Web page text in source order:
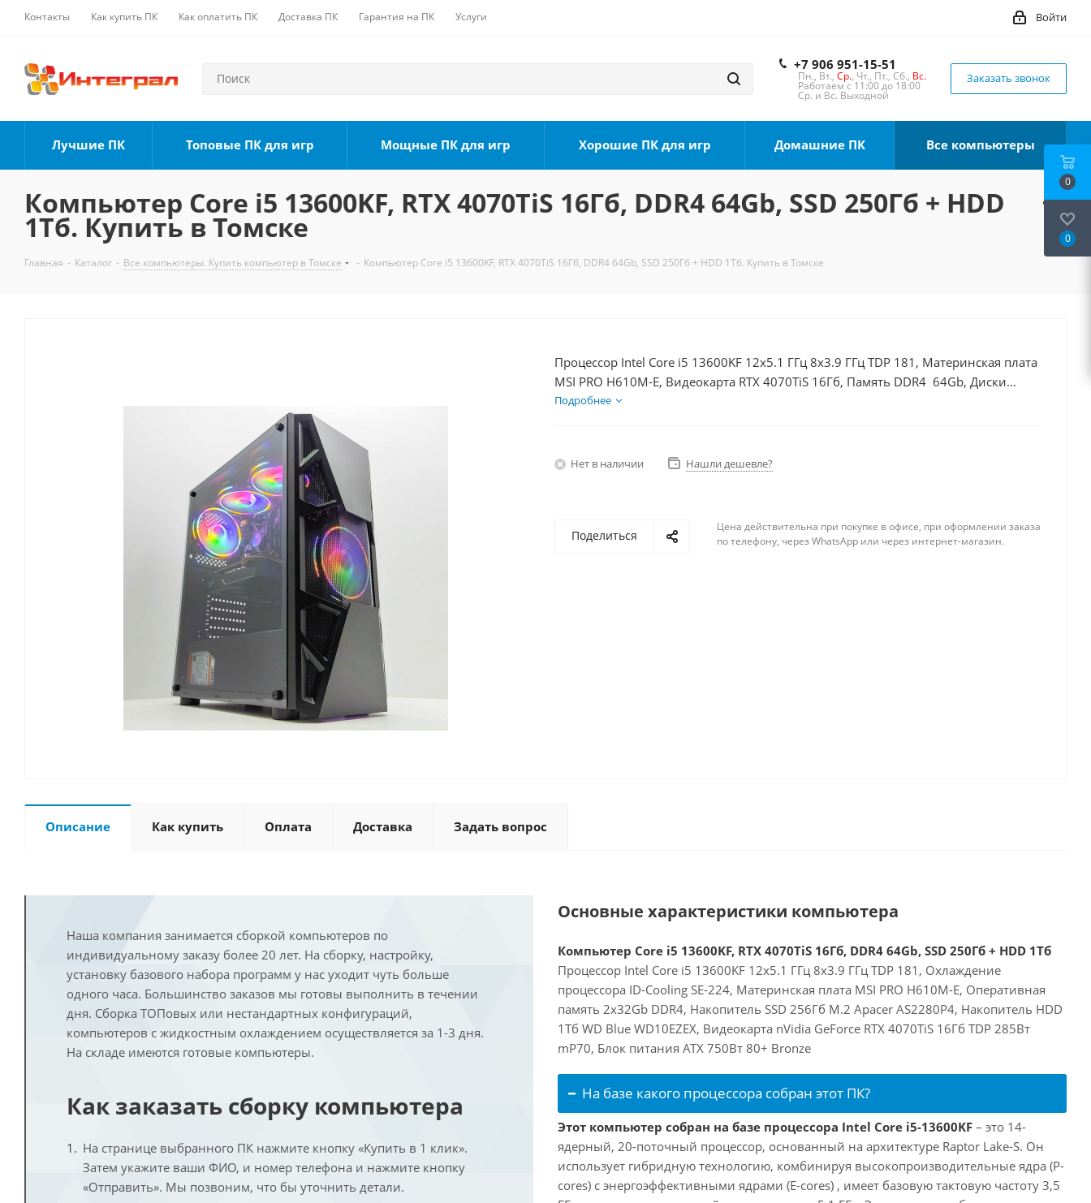
Контакты Как купить ПК Как оплатить ПК Доставка ПК Гарантия на ПК Услуги Войти
+7 906 951-15-51
Пн., Вт., Ср., Чт., Пт., Сб., Вс.
Работаем с 11:00 до 18:00
Ср. и Вс. Выходной
Заказать звонок
Лучшие ПК Топовые ПК для игр Мощные ПК для игр Хорошие ПК для игр Домашние ПК Все компьютеры
Компьютер Core i5 13600KF, RTX 4070TiS 16Гб, DDR4 64Gb, SSD 250Гб + HDD
1Тб. Купить в Томске
Главная - Каталог - Все компьютеры. Купить компьютер в Томске - Компьютер Core i5 13600KF, RTX 4070TiS 16Гб, DDR4 64Gb, SSD 250Гб + HDD 1Тб. Купить в Томске
Процессор Intel Core i5 13600KF 12x5.1 ГГц 8x3.9 ГГц TDP 181, Материнская плата
MSI PRO H610M-E, Видеокарта RTX 4070TiS 16Гб, Память DDR4 64Gb, Диски
SSD 250Гб + HDD 1Тб, БП 750Вт
Подробнее
Нет в наличии Нашли дешевле?
Поделиться
Цена действительна при покупке в офисе, при оформлении заказа
по телефону, через WhatsApp или через интернет-магазин.
Описание Как купить Оплата Доставка Задать вопрос
Наша компания занимается сборкой компьютеров по
индивидуальному заказу более 20 лет. На сборку, настройку,
установку базового набора программ у нас уходит чуть больше
одного часа. Большинство заказов мы готовы выполнить в течении
дня. Сборка ТОПовых или нестандартных конфигураций,
компьютеров с жидкостным охлаждением осуществляется за 1-3 дня.
На складе имеются готовые компьютеры.
Как заказать сборку компьютера
На странице выбранного ПК нажмите кнопку «Купить в 1 клик».
Затем укажите ваши ФИО, и номер телефона и нажмите кнопку
«Отправить». Мы позвоним, что бы уточнить детали.
Основные характеристики компьютера
Компьютер Core i5 13600KF, RTX 4070TiS 16Гб, DDR4 64Gb, SSD 250Гб + HDD 1Тб
Процессор Intel Core i5 13600KF 12x5.1 ГГц 8x3.9 ГГц TDP 181, Охлаждение
процессора ID-Cooling SE-224, Материнская плата MSI PRO H610M-E, Оперативная
память 2x32Gb DDR4, Накопитель SSD 256Гб M.2 Apacer AS2280P4, Накопитель HDD
1Тб WD Blue WD10EZEX, Видеокарта nVidia GeForce RTX 4070TiS 16Гб TDP 285Вт
mP70, Блок питания ATX 750Вт 80+ Bronze
На базе какого процессора собран этот ПК?
Этот компьютер собран на базе процессора Intel Core i5-13600KF – это 14-
ядерный, 20-поточный процессор, основанный на архитектуре Raptor Lake-S. Он
использует гибридную технологию, комбинируя высокопроизводительные ядра (P-
cores) с энергоэффективными ядрами (E-cores) , имеет базовую тактовую частоту 3,5
0
0